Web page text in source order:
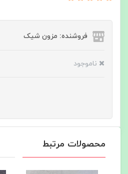
فروشنده: مزون شیک
ناموجود
محصولات مرتبط